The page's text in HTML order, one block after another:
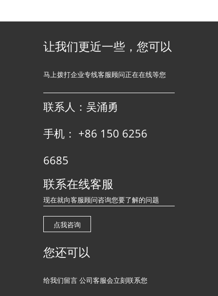
让我们更近一些，您可以
马上拨打企业专线客服顾问正在在线等您
联系人：吴涌勇
手机： +86 150 6256
6685
联系在线客服
现在就向客服顾问咨询您要了解的问题
点我咨询
您还可以
给我们留言 公司客服会立刻联系您